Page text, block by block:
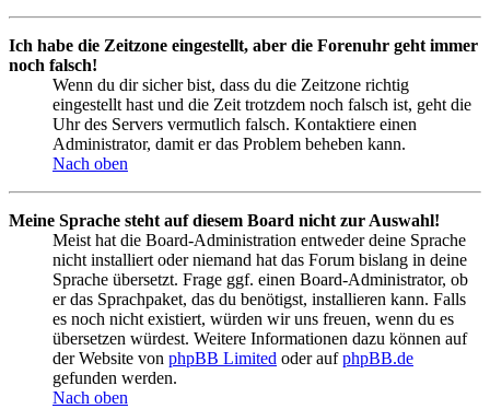
Ich habe die Zeitzone eingestellt, aber die Forenuhr geht immer
noch falsch!
Wenn du dir sicher bist, dass du die Zeitzone richtig
eingestellt hast und die Zeit trotzdem noch falsch ist, geht die
Uhr des Servers vermutlich falsch. Kontaktiere einen
Administrator, damit er das Problem beheben kann.
Nach oben
Meine Sprache steht auf diesem Board nicht zur Auswahl!
Meist hat die Board-Administration entweder deine Sprache
nicht installiert oder niemand hat das Forum bislang in deine
Sprache übersetzt. Frage ggf. einen Board-Administrator, ob
er das Sprachpaket, das du benötigst, installieren kann. Falls
es noch nicht existiert, würden wir uns freuen, wenn du es
übersetzen würdest. Weitere Informationen dazu können auf
der Website von phpBB Limited oder aufphpBB.de
gefunden werden.
Nach oben